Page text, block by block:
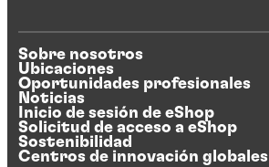
Sobre nosotros
Ubicaciones
Oportunidades profesionales
Noticias
Inicio de sesión de eShop
Solicitud de acceso a eShop
Sostenibilidad
Centros de innovación globales